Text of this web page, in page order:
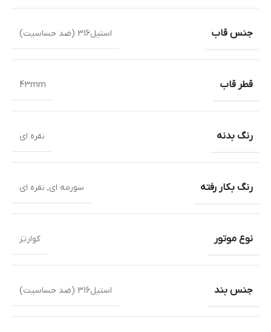
جنس قاب استیل316 (ضد حساسیت)
قطر قاب 43mm
رنگ بدنه نقره ای
رنگ بکار رفته سورمه ای, نقره ای
نوع موتور کوارتز
جنس بند استیل316 (ضد حساسیت)